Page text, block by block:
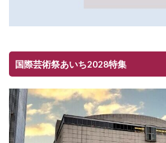
国際芸術祭あいち2028特集